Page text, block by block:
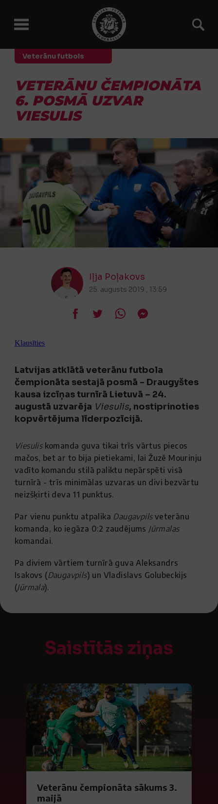
Veterānu futbols
VETERĀNU ČEMPIONĀTA
6. POSMĀ UZVAR
VIESULIS
Iļja Poļakovs
25. augusts 2019., 13:59
Klausīties
Latvijas atklātā veterānu futbola
čempionāta sestajā posmā - Draugyštes
kausa izcīņas turnīrā Lietuvā – 24.
augustā uzvarēja Viesulis, nostiprinoties
kopvērtējuma līderpozīcijā.
Viesuliskomanda guva tikai trīs vārtus piecos
mačos, bet ar to bija pietiekami, lai Žuzē Mourinju
vadīto komandu stilā paliktu nepārspēti visā
turnīrā - trīs minimālas uzvaras un divi bezvārtu
neizšķirti deva 11 punktus.
Par vienu punktu atpalika Daugavpilsveterānu
komanda, ko iegāza 0:2 zaudējums Jūrmalas
komandai.
Pa diviem vārtiem turnīrā guva Aleksandrs
Isakovs (Daugavpils) un Vladislavs Golubeckijs
(Jūrmala).
Saistītās ziņas
Veterānu čempionāta sākums 3.
maijā